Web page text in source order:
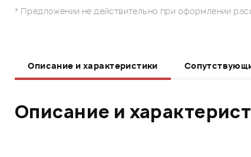
* Предложении не действительно при оформлении
Описание и характеристики
Описание и